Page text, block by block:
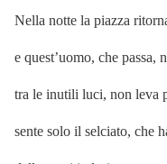
Nella notte la piazza
e quest’uomo, che passa,
tra le inutili luci, non leva
sente solo il selciato, che